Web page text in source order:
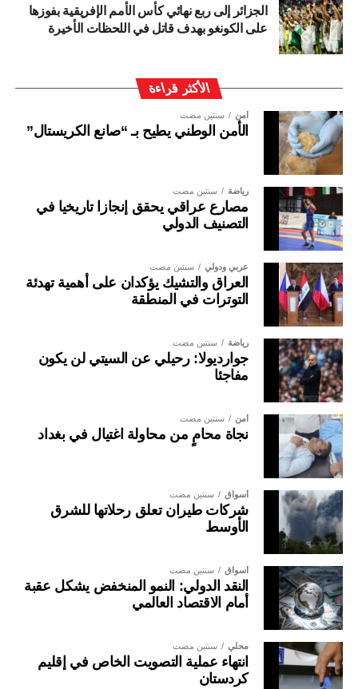
الجزائر إلى ربع نهائي كأس الأمم الإفريقية بفوزها
على الكونغو بهدف قاتل في اللحظات الأخيرة
الأكثر قراءة
أمن سنتين مضت
الأمن الوطني يطيح بـ “صانع الكريستال”
رياضة سنتين مضت
مصارع عراقي يحقق إنجازا تاريخيا في
التصنيف الدولي
عربي ودولي سنتين مضت
العراق والتشيك يؤكدان على أهمية تهدئة
التوترات في المنطقة
رياضة سنتين مضت
جوارديولا: رحيلي عن السيتي لن يكون
مفاجئا
أمن سنتين مضت
نجاة محامٍ من محاولة اغتيال في بغداد
أسواق سنتين مضت
شركات طيران تعلق رحلاتها للشرق
الأوسط
أسواق سنتين مضت
النقد الدولي: النمو المنخفض يشكل عقبة
أمام الاقتصاد العالمي
محلي سنتين مضت
انتهاء عملية التصويت الخاص في إقليم
كردستان